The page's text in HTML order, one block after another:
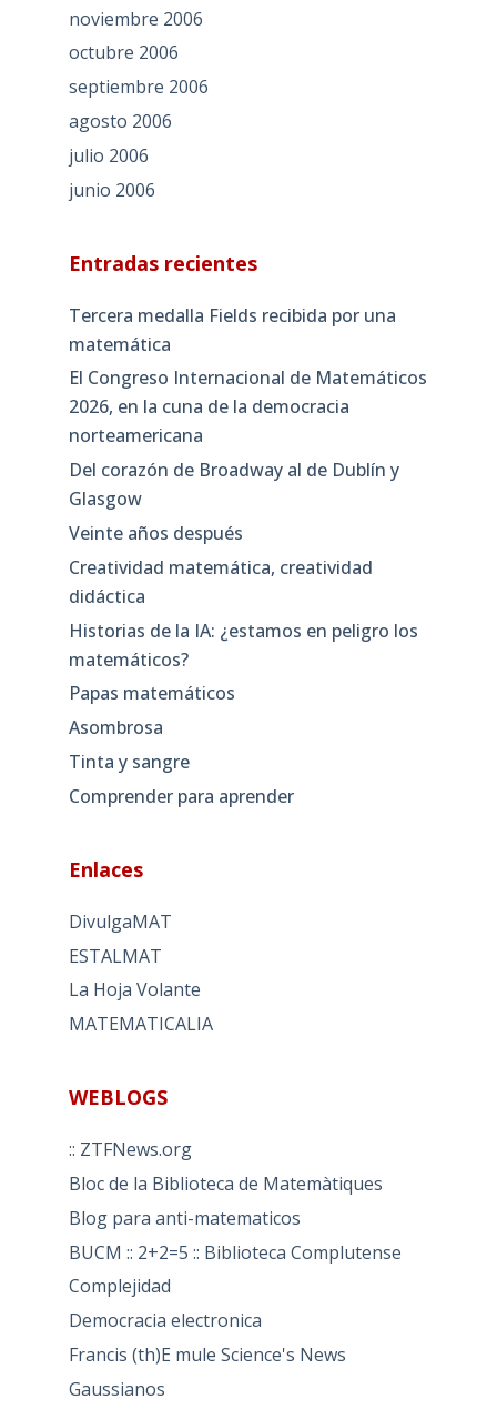
noviembre 2006
octubre 2006
septiembre 2006
agosto 2006
julio 2006
junio 2006
Entradas recientes
Tercera medalla Fields recibida por una
matemática
El Congreso Internacional de Matemáticos
2026, en la cuna de la democracia
norteamericana
Del corazón de Broadway al de Dublín y
Glasgow
Veinte años después
Creatividad matemática, creatividad
didáctica
Historias de la IA: ¿estamos en peligro los
matemáticos?
Papas matemáticos
Asombrosa
Tinta y sangre
Comprender para aprender
Enlaces
DivulgaMAT
ESTALMAT
La Hoja Volante
MATEMATICALIA
WEBLOGS
:: ZTFNews.org
Bloc de la Biblioteca de Matemàtiques
Blog para anti-matematicos
BUCM :: 2+2=5 :: Biblioteca Complutense
Complejidad
Democracia electronica
Francis (th)E mule Science's News
Gaussianos